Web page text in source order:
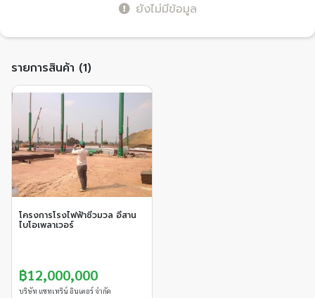
ยังไม่มีข้อมูล
รายการสินค้า (1)
โครงการโรงไฟฟ้าชีวมวล อีสาน
ไบโอเพลาเวอร์
฿12,000,000
บริษัท แซทเทริน์ อินเตอร์ จำกัด